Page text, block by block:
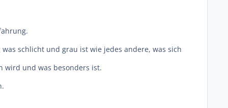
schlicht und grau ist wie jedes andere, was sich
wird und was besonders ist.